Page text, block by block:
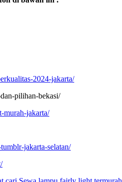
2024-jakarta/
pilihan-bekasi/
murah-jakarta/
jakarta-selatan/